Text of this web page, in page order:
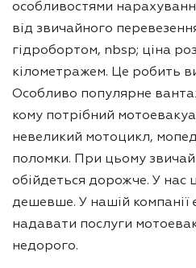
особливостями
від звичайного
гідробортом, nbsp; ціна
кілометражем. Це робить
Особливо популярне
кому потрібний
невеликий мотоцикл,
поломки. При цьому
обійдеться дорожче. У нас
дешевше. У нашій компанії
надавати послуги
недорого.